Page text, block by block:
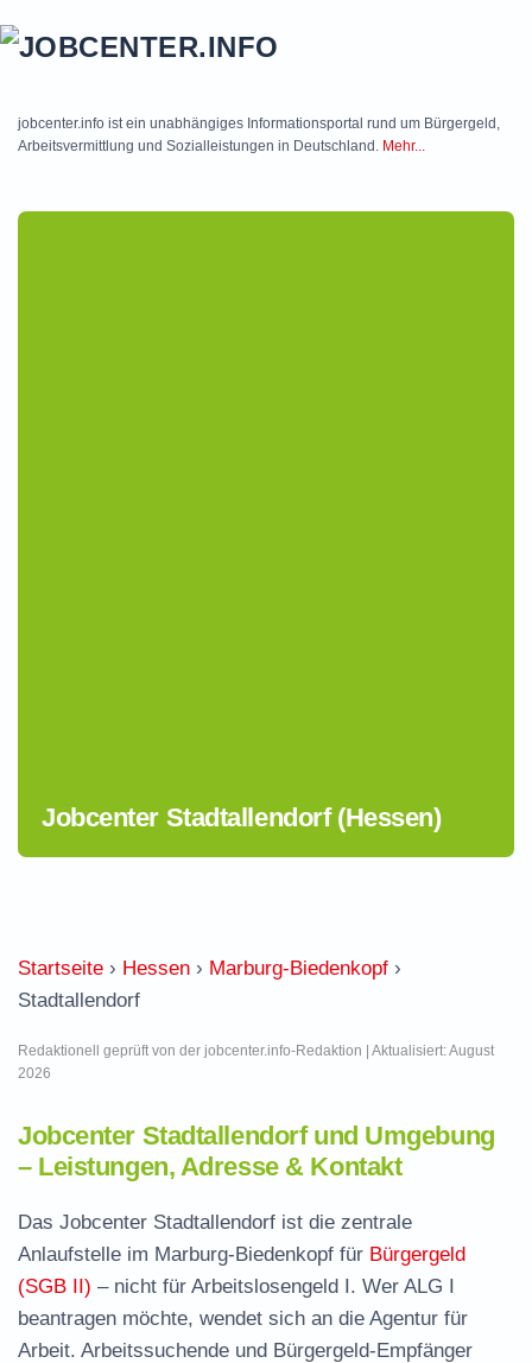
jobcenter.info ist ein unabhängiges Informationsportal rund um Bürgergeld,
Arbeitsvermittlung und Sozialleistungen in Deutschland. Mehr...
Jobcenter Stadtallendorf (Hessen)
Startseite › Hessen › Marburg-Biedenkopf ›
Stadtallendorf
Redaktionell geprüft von der jobcenter.info-Redaktion | Aktualisiert: August
2026
Jobcenter Stadtallendorf und Umgebung
– Leistungen, Adresse & Kontakt
Das Jobcenter Stadtallendorf ist die zentrale
Anlaufstelle im Marburg-Biedenkopf für Bürgergeld
(SGB II) – nicht für Arbeitslosengeld I. Wer ALG I
beantragen möchte, wendet sich an die Agentur für
Arbeit. Arbeitssuchende und Bürgergeld-Empfänger